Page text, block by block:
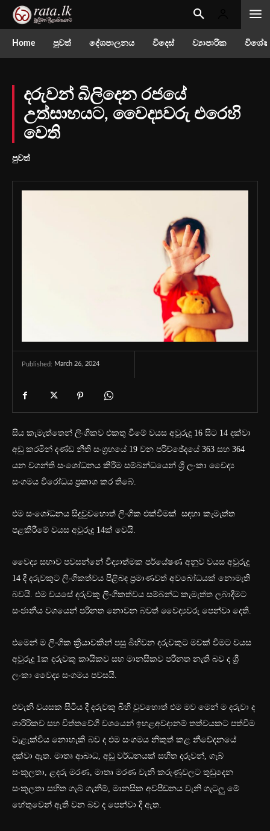
Home පුවත් දේශපාලනය විදෙස් ව්‍යාපාරික
දරුවන් බිලිදෙන රජයේ
‌උත්සාහයට, වෛද්‍යවරු එරෙහි
වෙති
පුවත්
Published: March 26, 2024
සිය කැමැත්තෙන් ලිංගිකව එකතු වීමේ වයස අවුරුදු 16 සිට 14 දක්වා
අඩු කරමින් දණ්ඩ නීති සංග්‍රහයේ 19 වන පරිච්ඡේදයේ 363 සහ 364
යන වගන්ති සංශෝධනය කිරීම සම්බන්ධයෙන් ශ්‍රී ලංකා වෛද්‍ය
සංගමය විරෝධය ප්‍රකාශ කර තිබේ.
එම සංශෝධනය සිදුවුවහොත් ලිංගික එක්වීමක් සඳහා කැමැත්ත
පළකිරීමේ වයස අවුරුදු 14ක් වෙයි.
වෛද්‍ය සභාව පවසන්නේ විද්‍යාත්මක පර්යේෂණ අනුව වයස අවුරුදු
14 දී දරුවකුට ලිංගිකත්වය පිළිබඳ ප්‍රමාණවත් අවබෝධයක් නොමැති
බවයි. එම වයසේ දරුවකු ලිංගිකත්වය සම්බන්ධ කැමැත්ත ලබාදීමට
සංජානීය වශයෙන් පරිනත නොවන බවත් වෛද්‍යවරු පෙන්වා දෙති.
එමෙන් ම ලිංගික ක්‍රියාවකින් පසු බිහිවන දරුවකුට මවක් වීමට වයස
අවුරුදු 1ක දරුවකු කායිකව සහ මානසිකව පරිනත නැති බව ද ශ්‍රී
ලංකා වෛද්‍ය සංගමය පවසයි.
එවැනි වයසක සිටිය දී දරුවකු බිහි වුවහොත් එම මව මෙන් ම දරුවා ද
ශාරීරිකව සහ චිත්තවේගී වශයෙන් ඉහළඅවදානම් තත්වයකට පත්වීම
වැළැක්විය නොහැකි බව ද එම සංගමය නිකුත් කළ නීවේදනයේ
දක්වා ඇත. මාතෘ ආබාධ, අඩු වර්ධනයක් සහිත දරුවන්, ගැබ්
සංකූලතා, ළදරු මරණ, මාතෘ මරණ වැනි කරුණුවලට තුඩුදෙන
සංකූලතා සහිත ගැබ් ගැනීම්, මානසික අවපීඩනය වැනි ගැටලු මේ
හේතුවෙන් ඇති වන බව ද පෙන්වා දී ඇත.